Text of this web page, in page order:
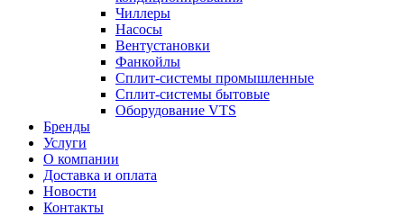
Чиллеры
Насосы
Вентустановки
Фанкойлы
Сплит-системы промышленные
Сплит-системы бытовые
Оборудование VTS
Бренды
Услуги
О компании
Доставка и оплата
Новости
Контакты